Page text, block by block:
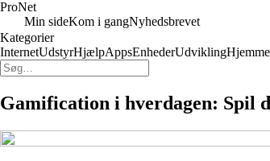
ProNet
Min sideKom i gangNyhedsbrevet
Kategorier
InternetUdstyrHjælpAppsEnhederUdvikling
Gamification i hverdagen: Spil